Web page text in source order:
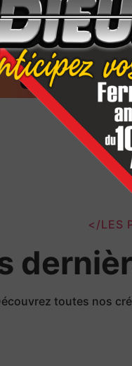
</LES
toutes nos